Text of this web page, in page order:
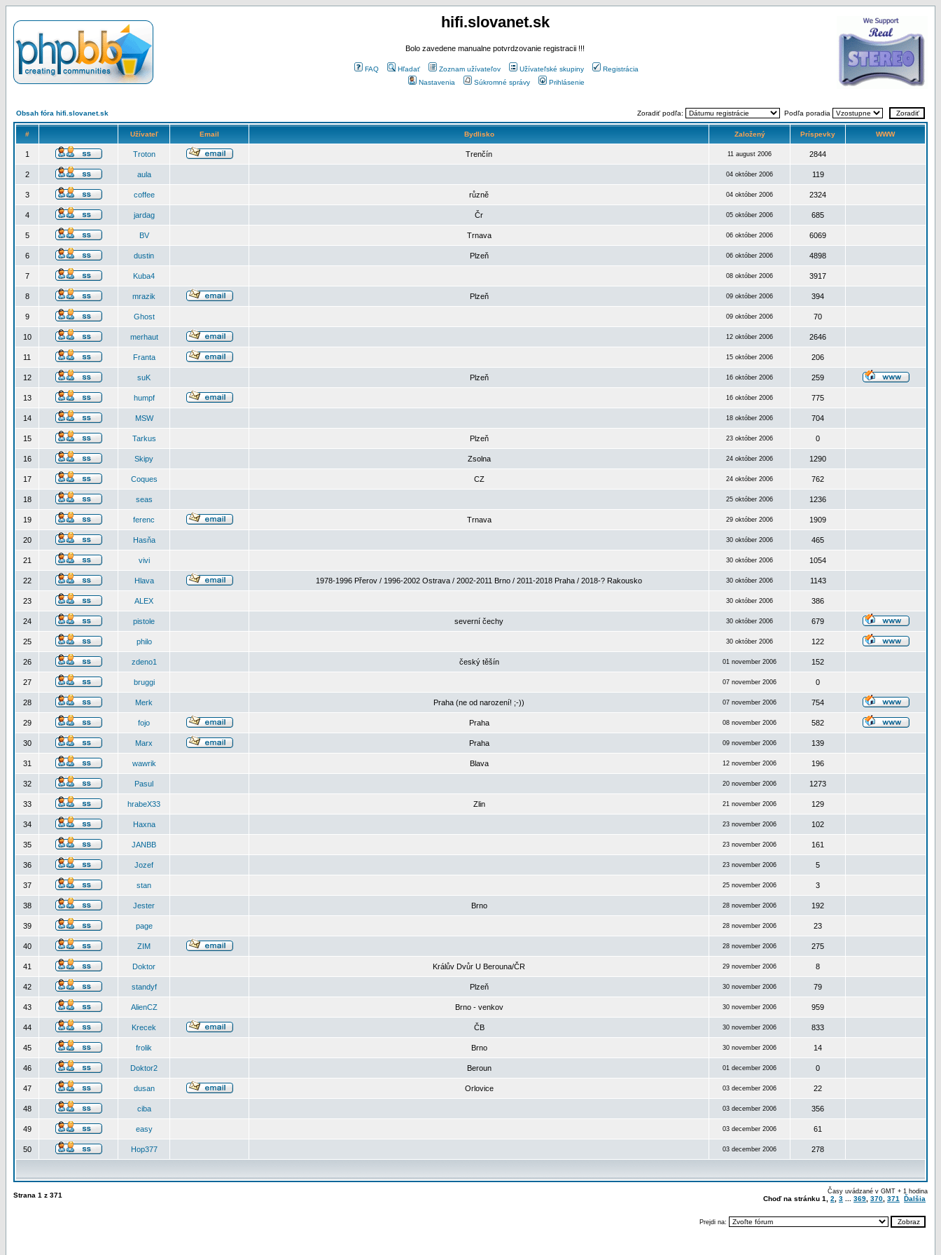
hifi.slovanet.sk
Bolo zavedene manualne potvrdzovanie registracii !!!
FAQ Hľadať Zoznam užívateľov Užívateľské skupiny
Registrácia
Nastavenia
Súkromné správy Prihlásenie
Obsah fóra hifi.slovanet.sk Zoradiť podľa: Podľa poradia
# Užívateľ Email Bydlisko Založený Príspevky WWW
1 Troton Trenčín 11 august 2006 2844
2 aula 04 október 2006 119
3 coffee různě 04 október 2006 2324
4 jardag Čr 05 október 2006 685
5 BV Trnava 06 október 2006 6069
6 dustin Plzeň 06 október 2006 4898
7 Kuba4 08 október 2006 3917
8 mrazik Plzeň 09 október 2006 394
9 Ghost 09 október 2006 70
10 merhaut 12 október 2006 2646
11 Franta 15 október 2006 206
12 suK Plzeň 16 október 2006 259
13 humpf 16 október 2006 775
14 MSW 18 október 2006 704
15 Tarkus Plzeň 23 október 2006 0
16 Skipy Zsolna 24 október 2006 1290
17 Coques CZ 24 október 2006 762
18 seas 25 október 2006 1236
19 ferenc Trnava 29 október 2006 1909
20 Hasňa 30 október 2006 465
21 vivi 30 október 2006 1054
22 Hlava 1978-1996 Přerov / 1996-2002 Ostrava / 2002-2011 Brno / 2011-2018 Praha / 2018-? Rakousko 30 október 2006 1143
23 ALEX 30 október 2006 386
24 pistole severní čechy 30 október 2006 679
25 philo 30 október 2006 122
26 zdeno1 český těšín 01 november 2006 152
27 bruggi 07 november 2006 0
28 Merk Praha (ne od narození! ;-)) 07 november 2006 754
29 fojo Praha 08 november 2006 582
30 Marx Praha 09 november 2006 139
31 wawrik Blava 12 november 2006 196
32 Pasul 20 november 2006 1273
33 hrabeX33 Zlin 21 november 2006 129
34 Haxna 23 november 2006 102
35 JANBB 23 november 2006 161
36 Jozef 23 november 2006 5
37 stan 25 november 2006 3
38 Jester Brno 28 november 2006 192
39 page 28 november 2006 23
40 ZIM 28 november 2006 275
41 Doktor Králův Dvůr U Berouna/ČR 29 november 2006 8
42 standyf Plzeň 30 november 2006 79
43 AlienCZ Brno - venkov 30 november 2006 959
44 Krecek ČB 30 november 2006 833
45 frolik Brno 30 november 2006 14
46 Doktor2 Beroun 01 december 2006 0
47 dusan Orlovice 03 december 2006 22
48 ciba 03 december 2006 356
49 easy 03 december 2006 61
50 Hop377 03 december 2006 278
Strana 1 z 371 Časy uvádzané v GMT + 1 hodina
Choď na stránku 1 2 3 369 370 371 Ďalšia
Prejdi na: